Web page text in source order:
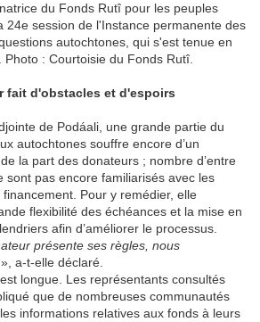
du Fonds Rutî pour les peuples
24e session de l'Instance permanente des
autochtones, qui s'est tenue en
: Courtoisie du Fonds Rutî.
fait d'obstacles et d'espoirs
de Podáali, une grande partie du
autochtones souffre encore d’un
la part des donateurs ; nombre d’entre
sont pas encore familiarisés avec les
Pour y remédier, elle
flexibilité des échéances et la mise en
afin d’améliorer le processus.
présente ses règles, nous
», a-t-elle déclaré.
longue. Les représentants consultés
que de nombreuses communautés
informations relatives aux fonds à leurs